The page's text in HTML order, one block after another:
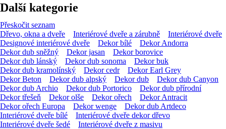
Další kategorie
Přeskočit seznam
Dřevo, okna a dveře
Interiérové dveře a zárubně
Interiérové dveře
Designové interiérové dveře
Dekor bílé
Dekor Andorra
Dekor dub sněžný
Dekor jasan
Dekor borovice
Dekor dub lánský
Dekor dub sonoma
Dekor buk
Dekor dub kramolínský
Dekor cedr
Dekor Earl Grey
Dekor Beton
Dekor dub alpský Dekor dub
Dekor dub Canyon
Dekor dub Archio
Dekor dub Portorico
Dekor dub přírodní
Dekor třešeň
Dekor olše Dekor ořech
Dekor Antracit
Dekor ořech Europa
Dekor wenge
Dekor dub Artdeco
Interiérové dveře bílé
Interiérové dveře dekor dřevo
Interiérové dveře šedé
Interiérové dveře z masivu